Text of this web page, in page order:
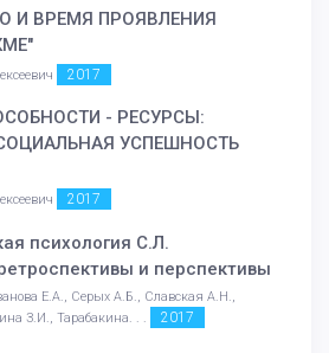
И ВРЕМЯ ПРОЯВЛЕНИЯ
2017
- РЕСУРСЫ:
УСПЕШНОСТЬ
2017
психология С.Л.
и перспективы
Е.А., Серых А.Б., Славская А.Н.,
З.И., Тарабакина. . .
2017